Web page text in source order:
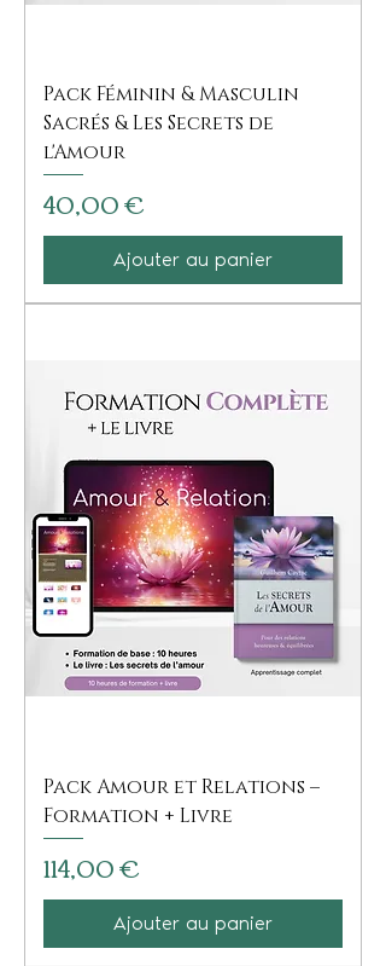
Pack Féminin & Masculin
Sacrés & Les Secrets de
l'Amour
Prix
40,00 €
Ajouter au panier
Pack Amour et Relations –
Formation + Livre
Prix
114,00 €
Ajouter au panier